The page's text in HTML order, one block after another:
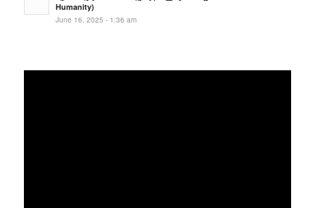
Humanity)
June 16, 2025 - 1:36 am